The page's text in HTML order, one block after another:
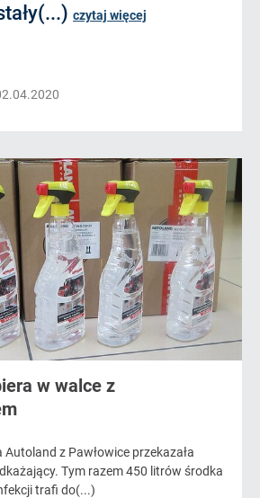
czytaj więcej
w walce z
z Pawłowice przekazała
Tym razem 450 litrów środka
trafi do(...)